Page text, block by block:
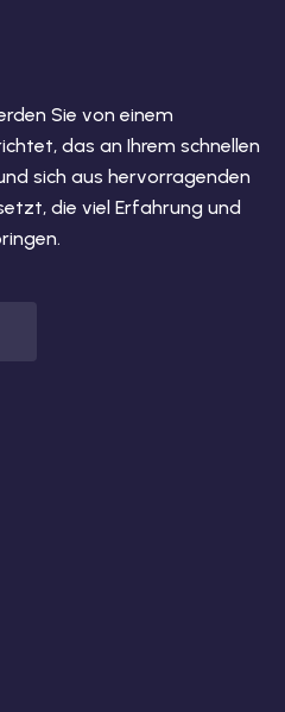
Sie von einem
das an Ihrem schnellen
sich aus hervorragenden
die viel Erfahrung und